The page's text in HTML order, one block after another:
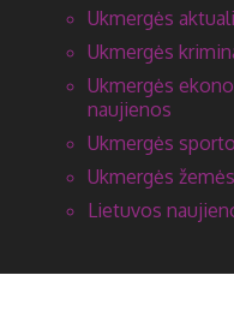
Ukmergės
Ukmergės
Ukmergės
naujienos
Ukmergės
Ukmergės
Lietuvos